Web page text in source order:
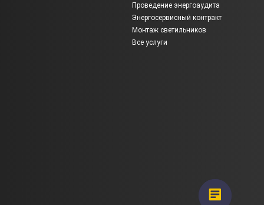
Проведение энергоаудита
Энергосервисный контракт
Монтаж светильников
Все услуги